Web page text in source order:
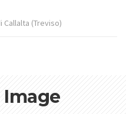
Callalta (Treviso)